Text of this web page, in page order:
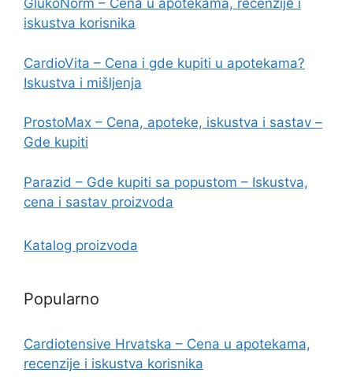
GlukoNorm – Cena u apotekama, recenzije i
iskustva korisnika
CardioVita – Cena i gde kupiti u apotekama?
Iskustva i mišljenja
ProstoMax – Cena, apoteke, iskustva i sastav –
Gde kupiti
Parazid – Gde kupiti sa popustom – Iskustva,
cena i sastav proizvoda
Katalog proizvoda
Popularno
Cardiotensive Hrvatska – Cena u apotekama,
recenzije i iskustva korisnika